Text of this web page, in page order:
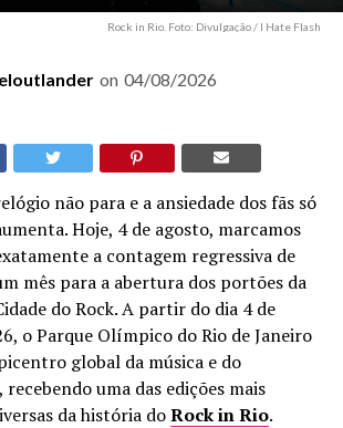
Rock in Rio. Foto: Divulgação / I Hate Flash
on 04/08/2026
não para e a ansiedade dos fãs só
Hoje, 4 de agosto, marcamos
a contagem regressiva de
mês para a abertura dos portões da
do Rock. A partir do dia 4 de
o Parque Olímpico do Rio de Janeiro
global da música e do
uma das edições mais
da história doRock in Rio.